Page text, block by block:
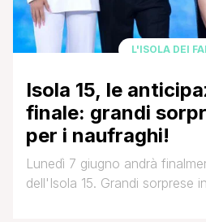
L'ISOLA DEI
Isola 15, le
finale: grandi
per i naufraghi!
Lunedì 7 giugno andrà
dell'Isola 15. Grandi sorprese